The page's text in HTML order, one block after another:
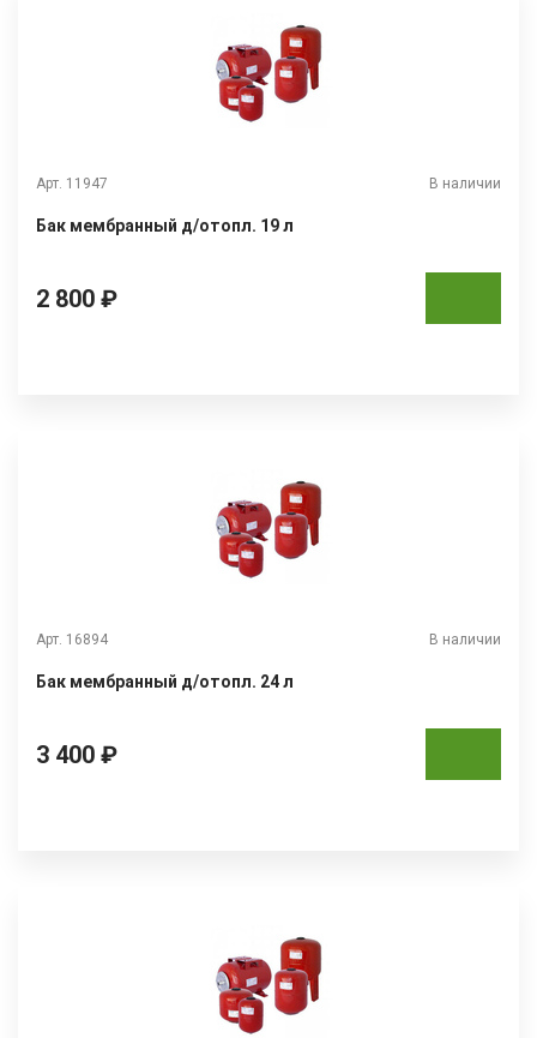
Арт. 11947 В наличии
Бак мембранный д/отопл. 19 л
2 800 ₽
Арт. 16894 В наличии
Бак мембранный д/отопл. 24 л
3 400 ₽